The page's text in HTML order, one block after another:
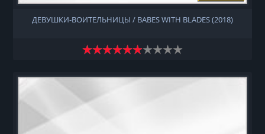
ДЕВУШКИ-ВОИТЕЛЬНИЦЫ / BABES WITH BLADES (2018)